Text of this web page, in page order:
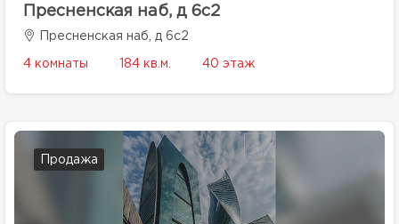
Пресненская наб, д 6с2
Пресненская наб, д 6с2
4 комнаты 184 кв.м. 40 этаж
Продажа